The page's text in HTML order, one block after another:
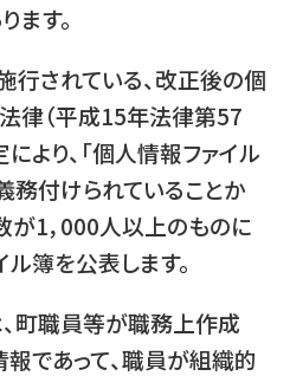
ます。
されている、改正後の個
律（平成15年法律第57
より、「個人情報ファイル
務付けられていることか
が1，000人以上のものに
簿を公表します。
町職員等が職務上作成
であって、職員が組織的